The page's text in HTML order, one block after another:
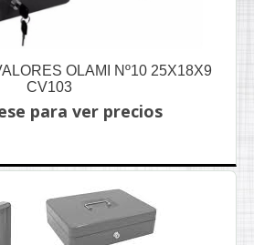
OLAMI Nº10 25X18X9
CV103
para ver precios